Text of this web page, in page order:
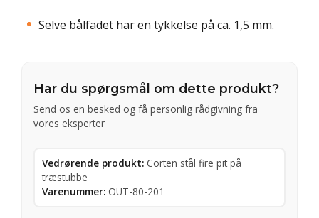
Selve bålfadet har en tykkelse på ca. 1,5 mm.
Har du spørgsmål om dette produkt?
Send os en besked og få personlig rådgivning fra
vores eksperter
Vedrørende produkt: Corten stål fire pit på
træstubbe
Varenummer: OUT-80-201